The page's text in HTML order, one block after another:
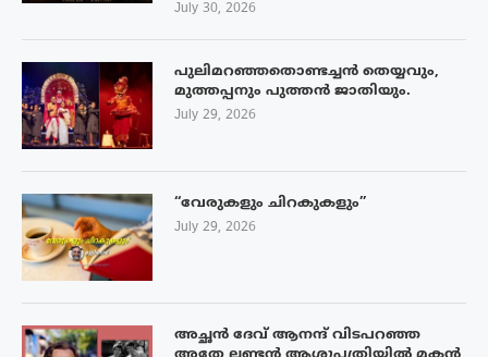
July 30, 2026
പുലിമറഞ്ഞതൊണ്ടച്ചൻ തെയ്യവും,
മുത്തപ്പനും പുത്തൻ ജാതിയും.
July 29, 2026
“വേരുകളും ചിറകുകളും”
July 29, 2026
അച്ഛൻ ദേവ് ആനന്ദ് വിടപറഞ്ഞ